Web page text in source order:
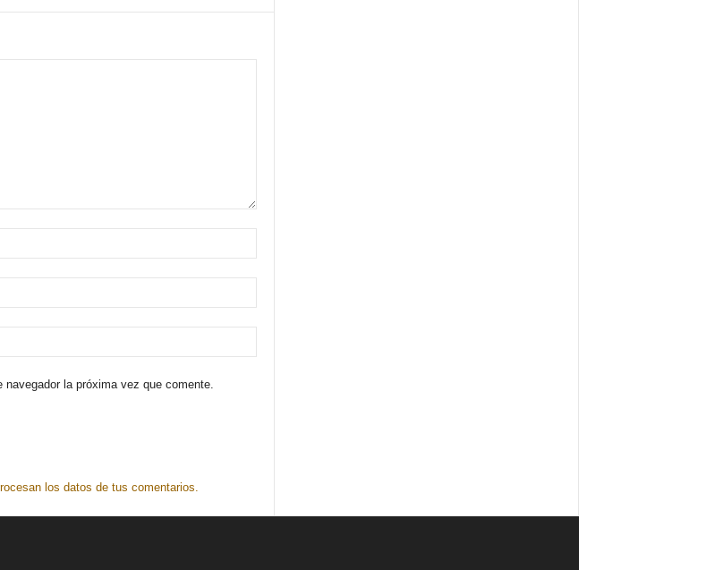
la próxima vez que comente.
los datos de tus comentarios.